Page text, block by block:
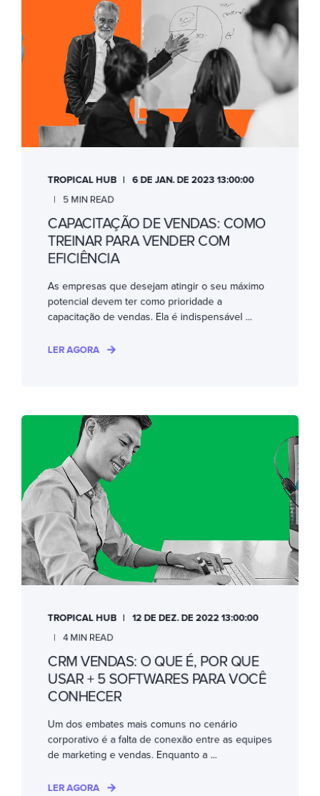
TROPICAL HUB 6 DE JAN. DE 2023 13:00:00
5 MIN READ
CAPACITAÇÃO DE VENDAS: COMO
TREINAR PARA VENDER COM
EFICIÊNCIA
As empresas que desejam atingir o seu máximo
potencial devem ter como prioridade a
capacitação de vendas. Ela é indispensável ...
LER AGORA
TROPICAL HUB 12 DE DEZ. DE 2022 13:00:00
4 MIN READ
CRM VENDAS: O QUE É, POR QUE
USAR + 5 SOFTWARES PARA VOCÊ
CONHECER
Um dos embates mais comuns no cenário
corporativo é a falta de conexão entre as equipes
de marketing e vendas. Enquanto a ...
LER AGORA